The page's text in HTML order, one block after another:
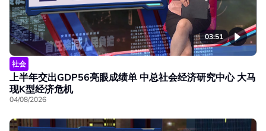
03:51
社会
上半年交出GDP56亮眼成绩单 中总社会经济研究中心 大马
现K型经济危机
04/08/2026